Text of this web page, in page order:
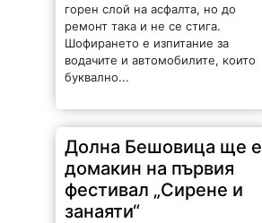
горен слой на асфалта, но до
ремонт така и не се стига.
Шофирането е изпитание за
водачите и автомобилите, които
буквално...
Долна Бешовица ще е
домакин на първия
фестивал „Сирене и
занаяти“